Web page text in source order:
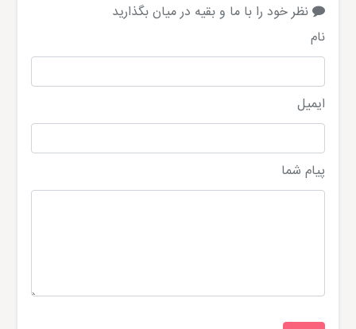
نظر خود را با ما و بقیه در میان بگذارید
نام
ایمیل
پیام شما